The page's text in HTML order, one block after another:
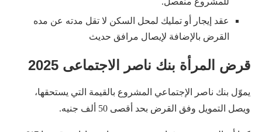
عقد إيجار أو تمليك لمحل السكن لا تقل مدته عن مده
القرض بالإضافة لإيصال مرافق حديث
قرض المرأة بنك ناصر الاجتماعى 2025
يموّل بنك ناصر الإجتماعي المشروع بالقيمة التي يستحقها،
ويصل التمويل وفق القرض بحد أقصى 50 ألف جنيه.